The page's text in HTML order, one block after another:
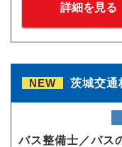
詳細を見る
NEW 茨城交通
バス整備士／バス